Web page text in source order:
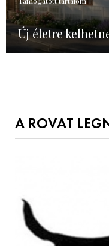
Új életre
A ROVAT